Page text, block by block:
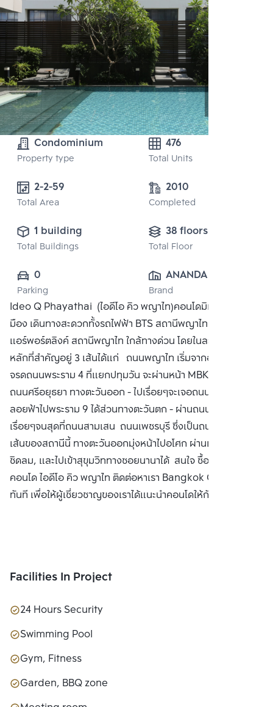
Condominium
Property type
476
Total Units
Total Area
2010
Completed
1 building
Total Buildings
38 floors
Total Floor
0
Parking
ANANDA
DEVELOPMENT
PUBLIC CO.,
LTD.
Brand
Ideo Q Phayathai (ไอดีโอ คิว พญาไท)คอนโดมิเนียมใจกลาง
มือง เดินทางสะดวกทั้งรถไฟฟ้า BTS สถานีพญาไท และรถไฟฟ้า
แอร์พอร์ตลิงค์ สถานีพญาไท ใกล้ทางด่วน โดยในละแวกจะมีถนน
หลักที่สำคัญอยู่ 3 เส้นได้แก่ ถนนพญาไท เริ่มจากอนุสาวรีย์ฯ ไป
จรดถนนพระราม 4 ที่แยกปทุมวัน จะผ่านหน้า MBK และสยาม,
ถนนศรีอยุธยา ทางตะวันออก - ไปเรื่อยๆจะเจอถนนจตุรทิศ วิ่ง
ลอยฟ้าไปพระราม 9 ได้ส่วนทางตะวันตก - ผ่านถนนพระราม 6 ไป
เรื่อยๆจนสุดที่ถนนสามเสน ถนนเพชรบุรี ซึ่งเป็นถนนเส้นหลักอีก
เส้นของสถานีนี้ ทางตะวันออกมุ่งหน้าไปอโศก ผ่านแยกประตูน้ำ,
ชิดลม, และไปเข้าสุขุมวิททางซอยนานาได้ สนใจ ซื้อ ขายหรือ เช่า
คอนโด ไอดีโอ คิว พญาไท ติดต่อหาเรา Bangkok CitiSmart ได้
ทันที เพื่อให้ผู้เชี่ยวชาญของเราได้แนะนำคอนโดให้กับท่าน
Facilities In Project
24 Hours Security
Swimming Pool
Gym, Fitness
Garden, BBQ zone